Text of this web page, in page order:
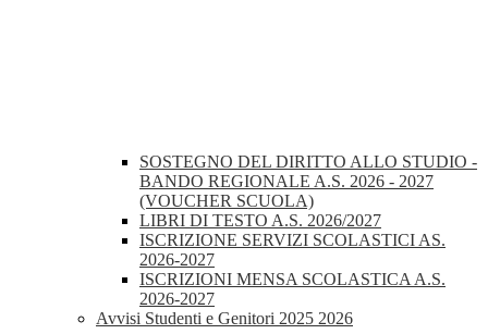
SOSTEGNO DEL DIRITTO ALLO STUDIO -
BANDO REGIONALE A.S. 2026 - 2027
(VOUCHER SCUOLA)
LIBRI DI TESTO A.S. 2026/2027
ISCRIZIONE SERVIZI SCOLASTICI AS.
2026-2027
ISCRIZIONI MENSA SCOLASTICA A.S.
2026-2027
Avvisi Studenti e Genitori 2025 2026